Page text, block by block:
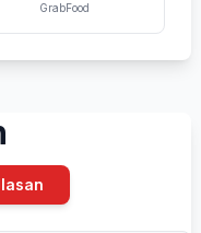
GrabFood